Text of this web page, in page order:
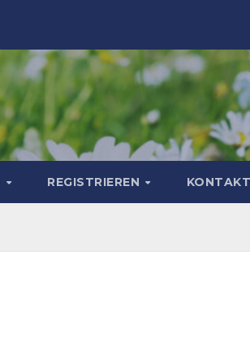
REGISTRIEREN